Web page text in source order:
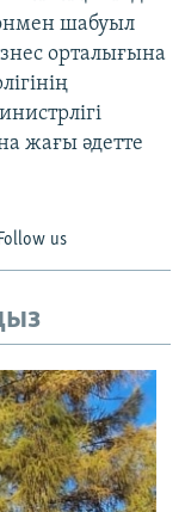
шабуыл
орталығына
жағы әдетте
us